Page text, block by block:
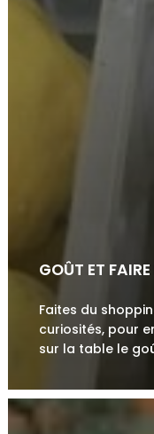
PARCO
(PARC
Une
protégée, dans
GOÛT ET
Faites du
curiosités, pour
sur la table le